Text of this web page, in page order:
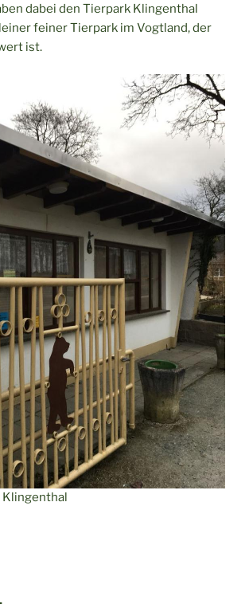
dabei den Tierpark Klingenthal
feiner Tierpark im Vogtland, der
ist.
Klingenthal